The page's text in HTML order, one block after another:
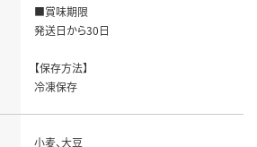
■賞味期限
発送日から30日
【保存方法】
冷凍保存
小麦、大豆